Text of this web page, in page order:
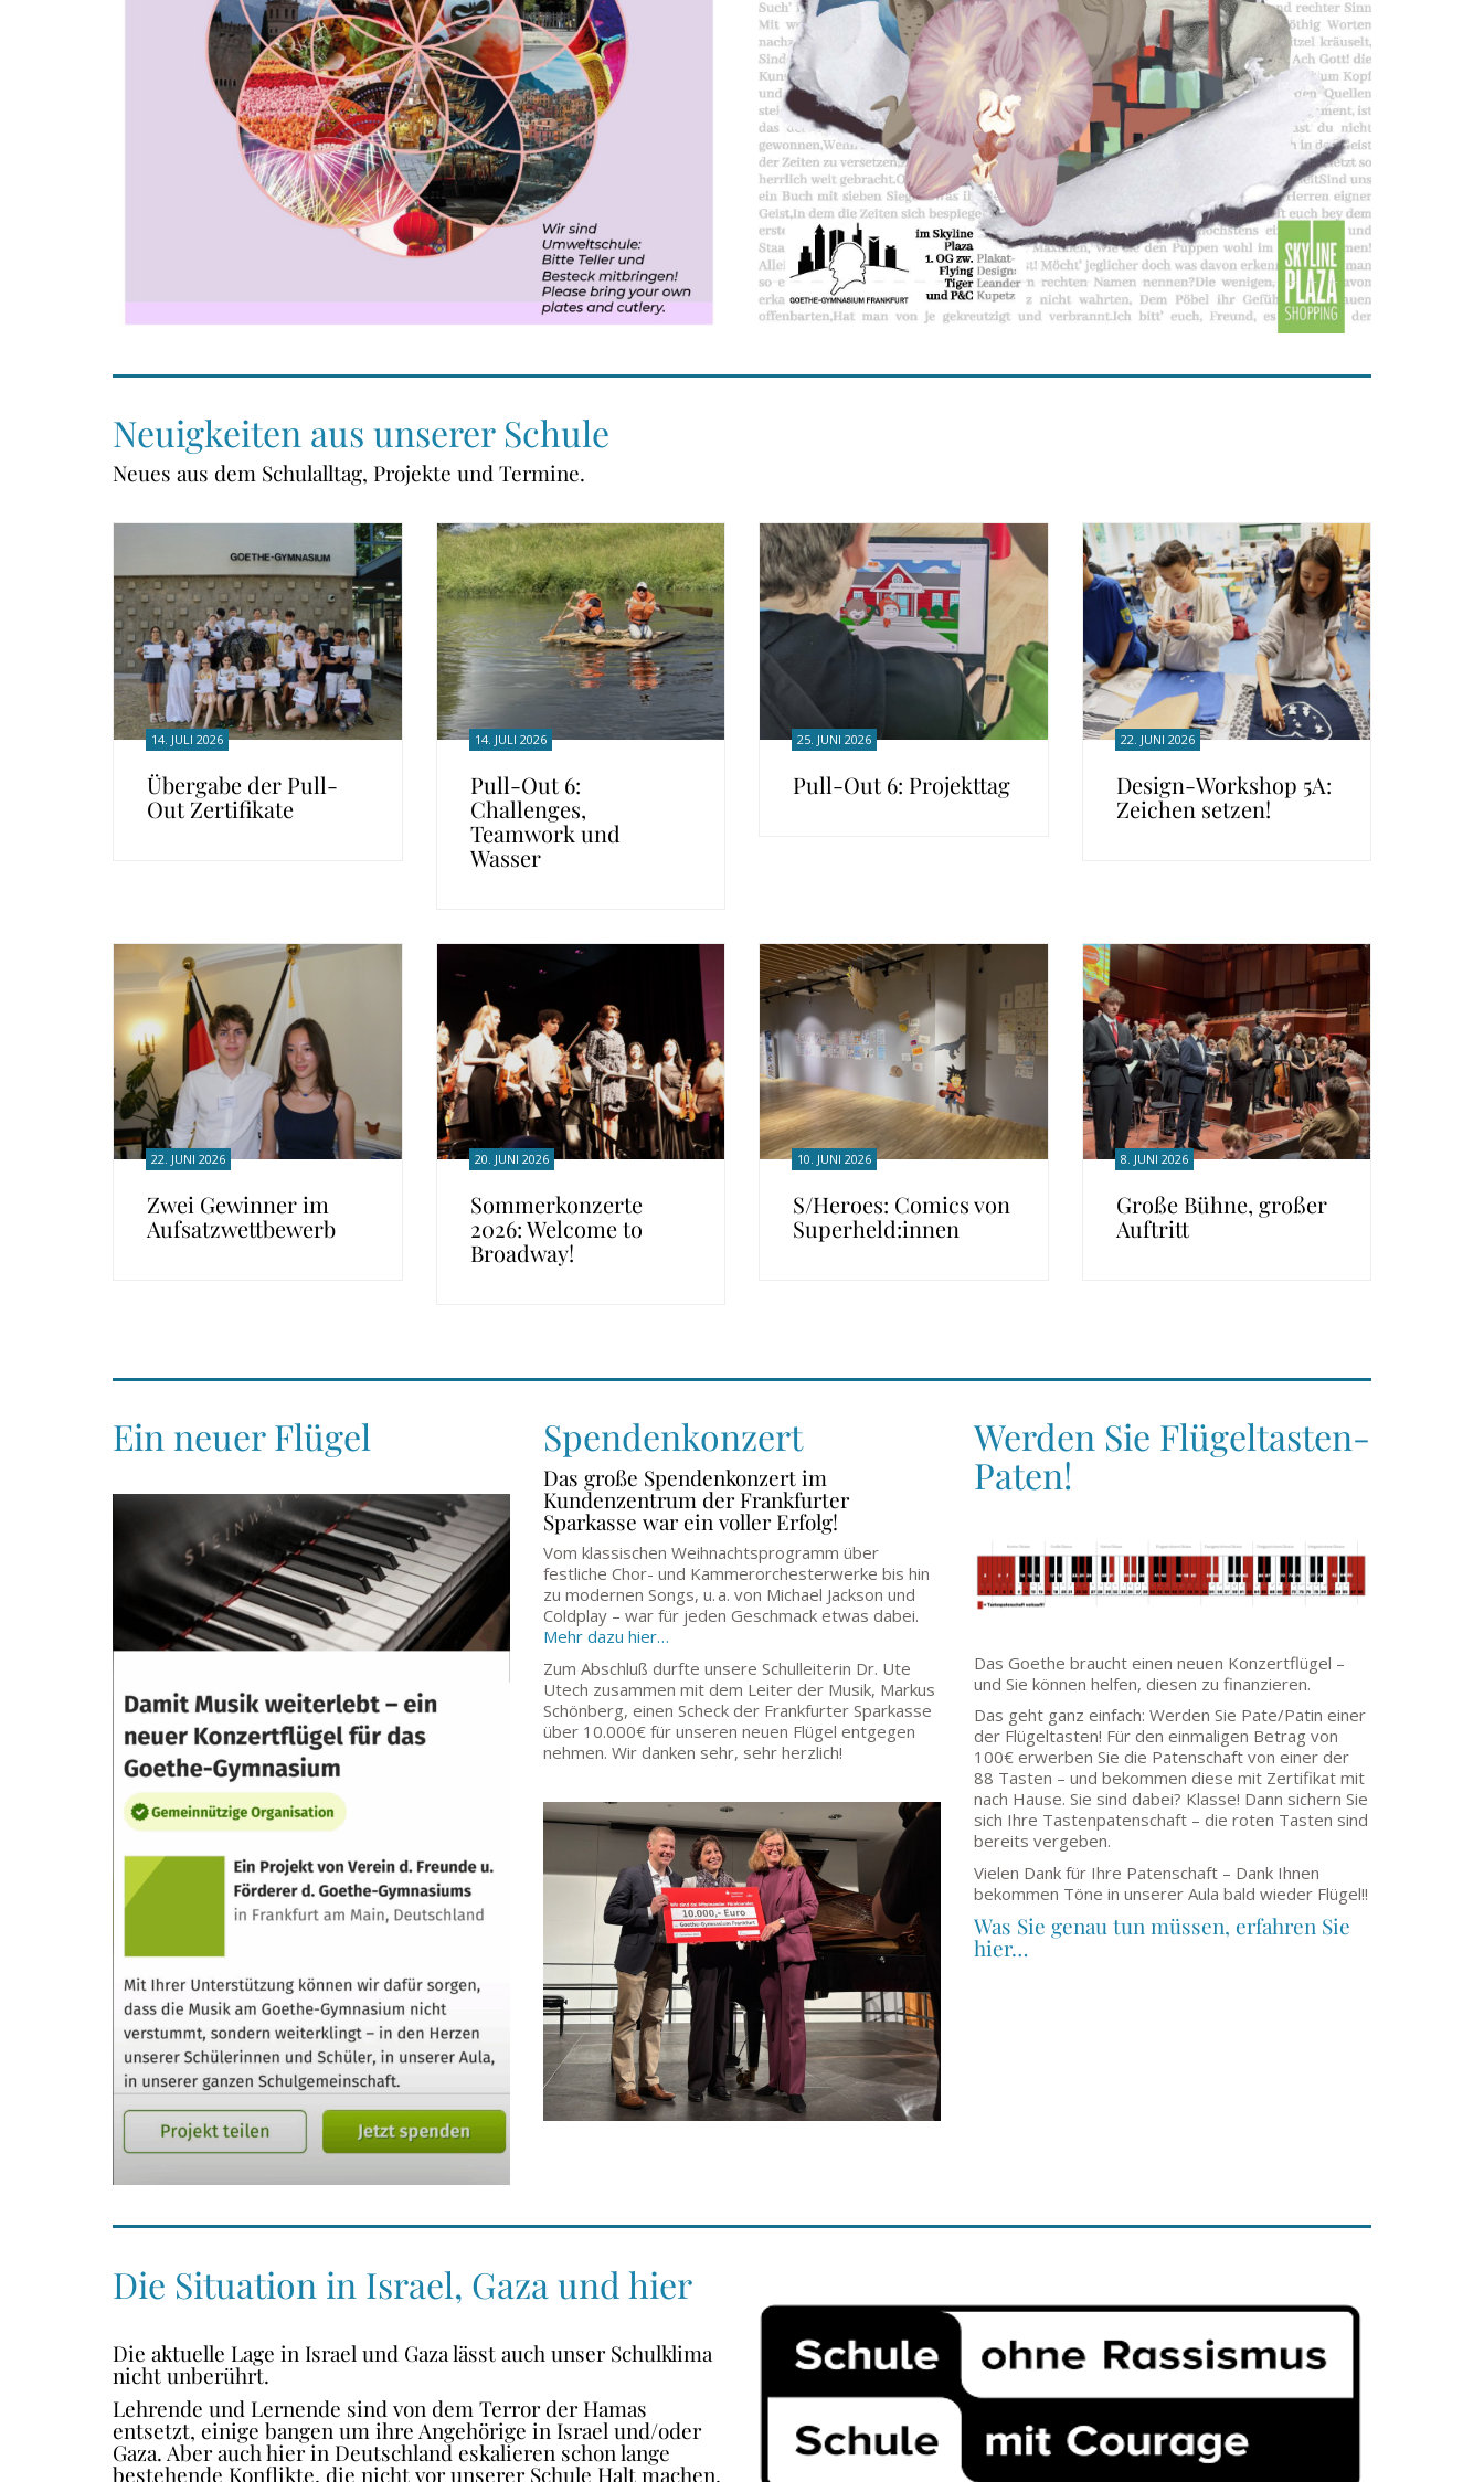
Neuigkeiten aus unserer Schule
Neues aus dem Schulalltag, Projekte und Termine.
14. JULI 2026
Übergabe der Pull-
Out Zertifikate
14. JULI 2026
Pull-Out 6:
Challenges,
Teamwork und
Wasser
25. JUNI 2026
Pull-Out 6: Projekttag
22. JUNI 2026
Design-Workshop 5A:
Zeichen setzen!
22. JUNI 2026
Zwei Gewinner im
Aufsatzwettbewerb
20. JUNI 2026
Sommerkonzerte
2026: Welcome to
Broadway!
10. JUNI 2026
S/Heroes: Comics von
Superheld:innen
8. JUNI 2026
Große Bühne, großer
Auftritt
Ein neuer Flügel Spendenkonzert
Das große Spendenkonzert im
Kundenzentrum der Frankfurter
Sparkasse war ein voller Erfolg!
Vom klassischen Weihnachtsprogramm über
festliche Chor- und Kammerorchesterwerke bis hin
zu modernen Songs, u. a. von Michael Jackson und
Coldplay – war für jeden Geschmack etwas dabei.
Mehr dazu hier…
Zum Abschluß durfte unsere Schulleiterin Dr. Ute
Utech zusammen mit dem Leiter der Musik, Markus
Schönberg, einen Scheck der Frankfurter Sparkasse
über 10.000€ für unseren neuen Flügel entgegen
nehmen. Wir danken sehr, sehr herzlich!
Werden Sie Flügeltasten-
Paten!
Das Goethe braucht einen neuen Konzertflügel –
und Sie können helfen, diesen zu finanzieren.
Das geht ganz einfach: Werden Sie Pate/Patin einer
der Flügeltasten! Für den einmaligen Betrag von
100€ erwerben Sie die Patenschaft von einer der
88 Tasten – und bekommen diese mit Zertifikat mit
nach Hause. Sie sind dabei? Klasse! Dann sichern Sie
sich Ihre Tastenpatenschaft – die roten Tasten sind
bereits vergeben.
Vielen Dank für Ihre Patenschaft – Dank Ihnen
bekommen Töne in unserer Aula bald wieder Flügel!!
Was Sie genau tun müssen, erfahren Sie
hier…
Die Situation in Israel, Gaza und hier
Die aktuelle Lage in Israel und Gaza lässt auch unser Schulklima
nicht unberührt.
Lehrende und Lernende sind von dem Terror der Hamas
entsetzt, einige bangen um ihre Angehörige in Israel und/oder
Gaza. Aber auch hier in Deutschland eskalieren schon lange
bestehende Konflikte, die nicht vor unserer Schule Halt machen.
Goethe-Gymnasium
Friedrich-Ebert-Anlage 22
60325 Frankfurt am Main
IMPRESSUM →